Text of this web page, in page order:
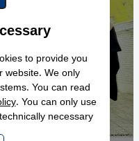
to provide you
We only
You can read
. You can only use
necessary.
Maps Embed